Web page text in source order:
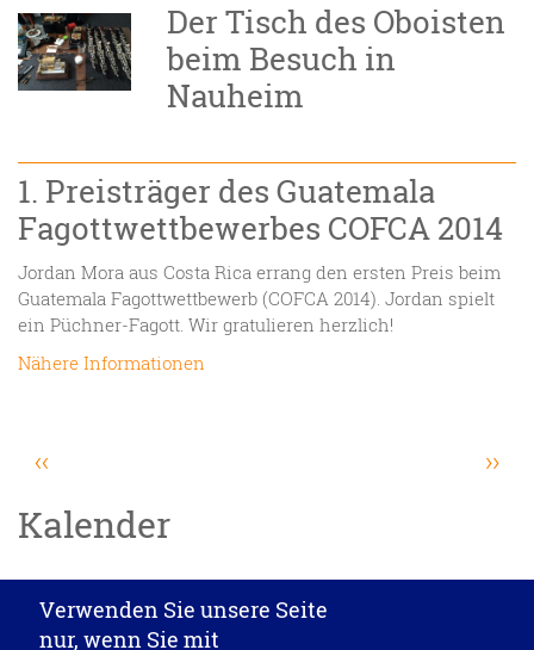
Der Tisch des Oboisten
beim Besuch in
Nauheim
1. Preisträger des Guatemala
Fagottwettbewerbes COFCA 2014
Jordan Mora aus Costa Rica errang den ersten Preis beim
Guatemala Fagottwettbewerb (COFCA 2014). Jordan spielt
ein Püchner-Fagott. Wir gratulieren herzlich!
Nähere Informationen
Vorherige
‹‹ ››
Kalender
J. Püchner Spezial-Holzblasinstrumentebau GmbH
Verwenden Sie unsere Seite
nur, wenn Sie mit